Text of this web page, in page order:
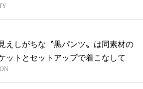
えしがちな〝黒パンツ〟は同素材の
ットとセットアップで着こなして